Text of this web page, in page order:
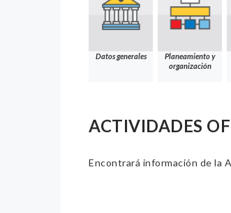
Datos generales
Planeamiento y
organización
ACTIVIDADES
Encontrará información de la